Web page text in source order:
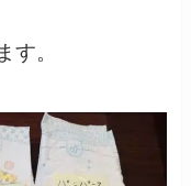
す。